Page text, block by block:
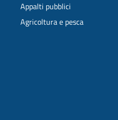
Appalti pubblici
Agricoltura e pesca